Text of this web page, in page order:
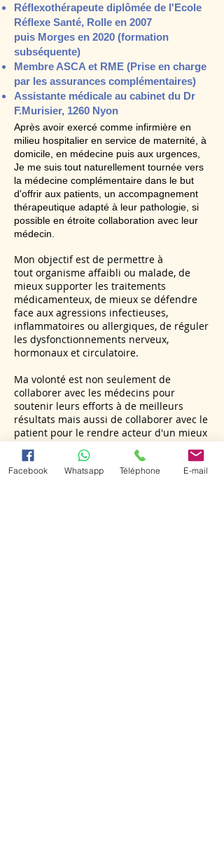
Réflexothérapeute diplômée de l'Ecole
Réflexe Santé, Rolle en 2007
puis Morges en 2020 (formation
subséquente)
Membre ASCA et RME (Prise en charge
par les assurances complémentaires)
Assistante médicale au cabinet du Dr
F.Murisier, 1260 Nyon
Après avoir exercé comme infirmière en
milieu hospitalier en service de maternité, à
domicile, en médecine puis aux urgences,
Je me suis tout naturellement tournée vers
la médecine complémentaire dans le but
d'offrir aux patients, un accompagnement
thérapeutique adapté à leur pathologie, si
possible en étroite collaboration avec leur
médecin.
Mon objectif est de permettre à
tout organisme affaibli ou malade, de
mieux supporter les traitements
médicamenteux, de mieux se défendre
face aux agressions infectieuses,
inflammatoires ou allergiques, de réguler
les dysfonctionnements nerveux,
hormonaux et circulatoire.
Ma volonté est non seulement de
collaborer avec les médecins pour
soutenir leurs efforts à de meilleurs
résultats mais aussi de collaborer avec le
patient pour le rendre acteur d'un mieux
être durablement
Mes années d'expériences, soutenues par
Facebook Whatsapp Téléphone E-mail